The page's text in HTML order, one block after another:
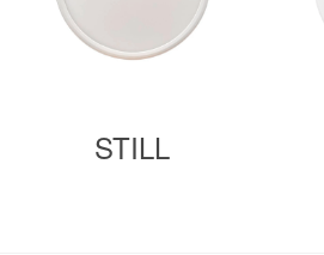
STILL